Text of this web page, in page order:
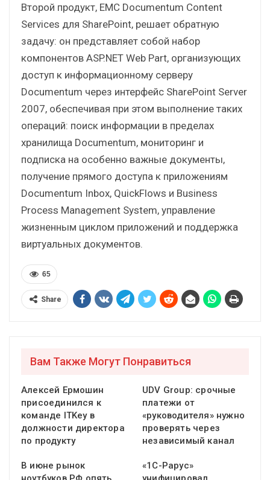
Второй продукт, EMC Documentum Content
Services для SharePoint, решает обратную
задачу: он представляет собой набор
компонентов ASP.NET Web Part, организующих
доступ к информационному серверу
Documentum через интерфейс SharePoint Server
2007, обеспечивая при этом выполнение таких
операций: поиск информации в пределах
хранилища Documentum, мониторинг и
подписка на особенно важные документы,
получение прямого доступа к приложениям
Documentum Inbox, QuickFlows и Business
Process Management System, управление
жизненным циклом приложений и поддержка
виртуальных документов.
65
Share
Вам Также Могут Понравиться
Алексей Ермошин
присоединился к
команде ITKey в
должности директора
по продукту
UDV Group: срочные
платежи от
«руководителя» нужно
проверять через
независимый канал
В июне рынок
«1С-Рарус»